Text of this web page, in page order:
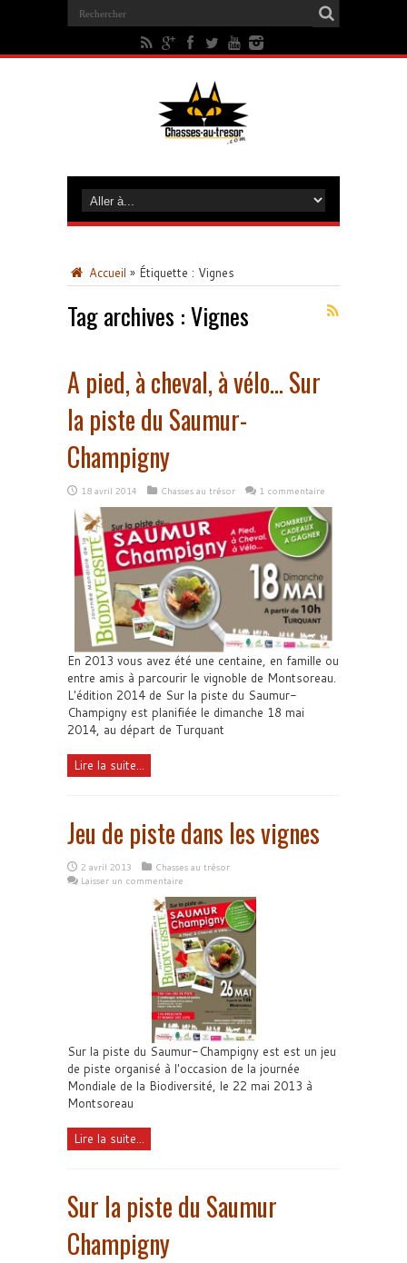
Accueil » Étiquette : Vignes
Tag archives :Vignes
A pied, à cheval, à vélo… Sur
la piste du Saumur-
Champigny
18 avril 2014 Chasses au trésor 1 commentaire
En 2013 vous avez été une centaine, en famille ou
entre amis à parcourir le vignoble de Montsoreau.
L'édition 2014 de Sur la piste du Saumur-
Champigny est planifiée le dimanche 18 mai
2014, au départ de Turquant
Lire la suite...
Jeu de piste dans les vignes
2 avril 2013
Chasses au trésor
Laisser un commentaire
Sur la piste du Saumur-Champigny est est un jeu
de piste organisé à l'occasion de la journée
Mondiale de la Biodiversité, le 22 mai 2013 à
Montsoreau
Lire la suite...
Sur la piste du Saumur
Champigny